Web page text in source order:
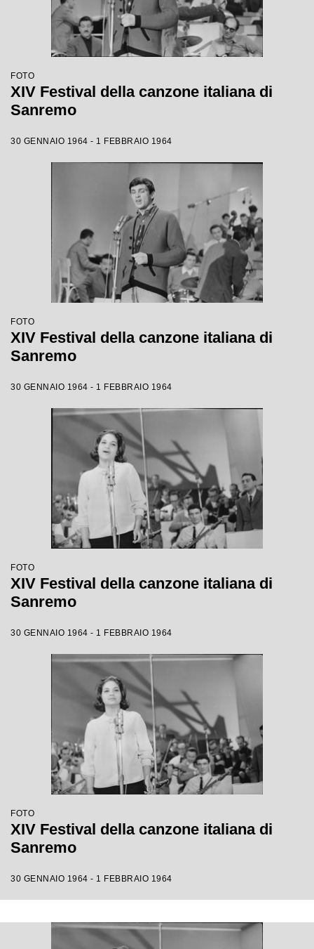
FOTO
XIV Festival della canzone italiana di
Sanremo
30 GENNAIO 1964 - 1 FEBBRAIO 1964
FOTO
XIV Festival della canzone italiana di
Sanremo
30 GENNAIO 1964 - 1 FEBBRAIO 1964
FOTO
XIV Festival della canzone italiana di
Sanremo
30 GENNAIO 1964 - 1 FEBBRAIO 1964
FOTO
XIV Festival della canzone italiana di
Sanremo
30 GENNAIO 1964 - 1 FEBBRAIO 1964